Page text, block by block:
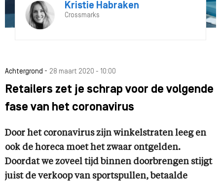
Kristie Habraken
Crossmarks
Achtergrond - 28 maart 2020 - 10:00
Retailers zet je schrap voor de volgende
fase van het coronavirus
Door het coronavirus zijn winkelstraten leeg en
ook de horeca moet het zwaar ontgelden.
Doordat we zoveel tijd binnen doorbrengen stijgt
juist de verkoop van sportspullen, betaalde